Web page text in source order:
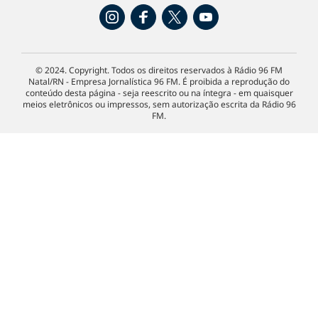
© 2024. Copyright. Todos os direitos reservados à Rádio 96 FM
Natal/RN - Empresa Jornalística 96 FM. É proibida a reprodução do
conteúdo desta página - seja reescrito ou na íntegra - em quaisquer
meios eletrônicos ou impressos, sem autorização escrita da Rádio 96
FM.